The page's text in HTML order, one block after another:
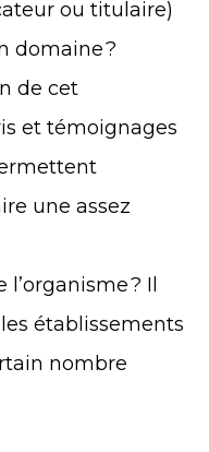
ou titulaire)
domaine ?
de cet
et témoignages
une assez
? Il
établissements
nombre